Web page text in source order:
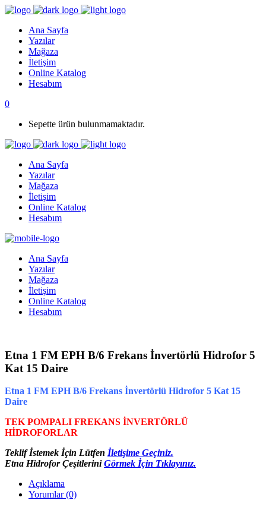
Ana Sayfa
Yazılar
Mağaza
İletişim
Online Katalog
Hesabım
0
Sepette ürün bulunmamaktadır.
Ana Sayfa
Yazılar
Mağaza
İletişim
Online Katalog
Hesabım
Ana Sayfa
Yazılar
Mağaza
İletişim
Online Katalog
Hesabım
Etna 1 FM EPH B/6 Frekans İnvertörlü Hidrofor 5
Kat 15 Daire
Etna 1 FM EPH B/6 Frekans İnvertörlü Hidrofor 5 Kat 15
Daire
TEK POMPALI FREKANS İNVERTÖRLÜ
HİDROFORLAR
Teklif İstemek İçin Lütfen İletişime Geçiniz.
Etna Hidrofor ÇeşitleriniGörmek İçin Tıklayınız.
Açıklama
Yorumlar (0)